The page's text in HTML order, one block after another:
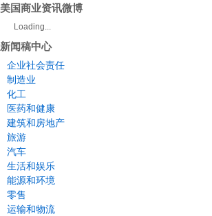
美国商业资讯微博
Loading...
新闻稿中心
企业社会责任
制造业
化工
医药和健康
建筑和房地产
旅游
汽车
生活和娱乐
能源和环境
零售
运输和物流